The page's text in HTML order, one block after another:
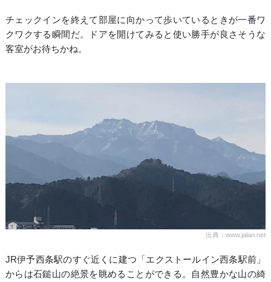
チェックインを終えて部屋に向かって歩いているときが一番ワ
クワクする瞬間だ。ドアを開けてみると使い勝手が良さそうな
客室がお待ちかね。
出典：www.jalan.net
JR伊予西条駅のすぐ近くに建つ「エクストールイン西条駅前」
からは石鎚山の絶景を眺めることができる。自然豊かな山の綺